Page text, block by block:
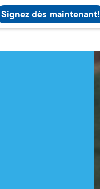
Signez dès maintenant!